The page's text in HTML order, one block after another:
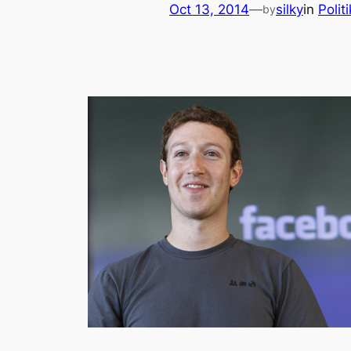
Oct 13, 2014—bysilkyin